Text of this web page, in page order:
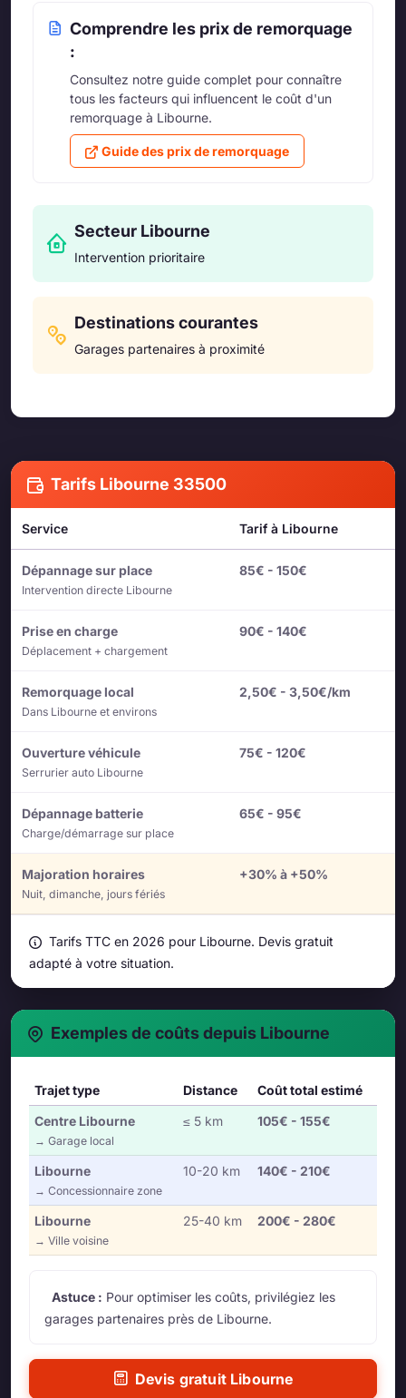
Comprendre les prix de remorquage
:
Consultez notre guide complet pour connaître
tous les facteurs qui influencent le coût d'un
remorquage à Libourne.
Guide des prix de remorquage
Secteur Libourne
Intervention prioritaire
Destinations courantes
Garages partenaires à proximité
Tarifs Libourne 33500
Service Tarif à Libourne
Dépannage sur place
Intervention directe Libourne
85€ - 150€
Prise en charge
Déplacement + chargement
90€ - 140€
Remorquage local
Dans Libourne et environs
2,50€ - 3,50€/km
Ouverture véhicule
Serrurier auto Libourne
75€ - 120€
Dépannage batterie
Charge/démarrage sur place
65€ - 95€
Majoration horaires
Nuit, dimanche, jours fériés
+30% à +50%
Tarifs TTC en 2026 pour Libourne. Devis gratuit
adapté à votre situation.
Exemples de coûts depuis Libourne
Trajet type Distance
Coût total estimé
Centre Libourne
→ Garage local
≤ 5 km 105€ - 155€
Libourne
→ Concessionnaire zone
10-20 km 140€ - 210€
Libourne
→ Ville voisine
25-40 km 200€ - 280€
Astuce : Pour optimiser les coûts, privilégiez les
garages partenaires près de Libourne.
Devis gratuit Libourne